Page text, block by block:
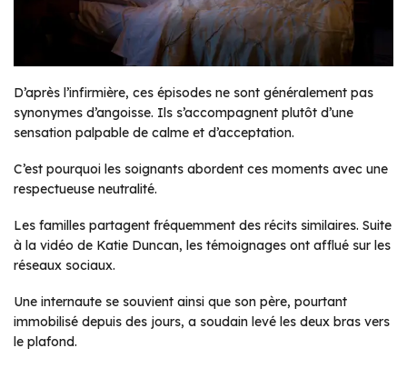
D’après l’infirmière, ces épisodes ne sont généralement pas
synonymes d’angoisse. Ils s’accompagnent plutôt d’une
sensation palpable de calme et d’acceptation.
C’est pourquoi les soignants abordent ces moments avec une
respectueuse neutralité.
Les familles partagent fréquemment des récits similaires. Suite
à la vidéo de Katie Duncan, les témoignages ont afflué sur les
réseaux sociaux.
Une internaute se souvient ainsi que son père, pourtant
immobilisé depuis des jours, a soudain levé les deux bras vers
le plafond.